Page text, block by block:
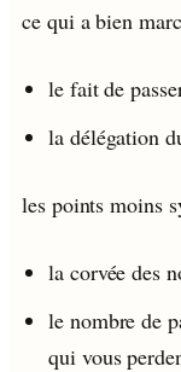
ce qui a bien
le fait de
la délégation
les points moins
la corvée des
le nombre de
qui vous